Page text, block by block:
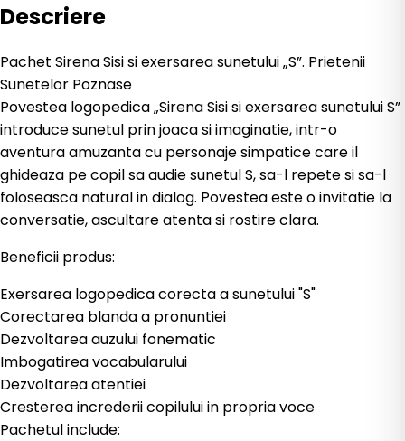
Descriere
Pachet Sirena Sisi si exersarea sunetului „S”. Prietenii
Sunetelor Poznase
Povestea logopedica „Sirena Sisi si exersarea sunetului S”
introduce sunetul prin joaca si imaginatie, intr-o
aventura amuzanta cu personaje simpatice care il
ghideaza pe copil sa audie sunetul S, sa-l repete si sa-l
foloseasca natural in dialog. Povestea este o invitatie la
conversatie, ascultare atenta si rostire clara.
Beneficii produs:
Exersarea logopedica corecta a sunetului "S"
Corectarea blanda a pronuntiei
Dezvoltarea auzului fonematic
Imbogatirea vocabularului
Dezvoltarea atentiei
Cresterea increderii copilului in propria voce
Pachetul include: